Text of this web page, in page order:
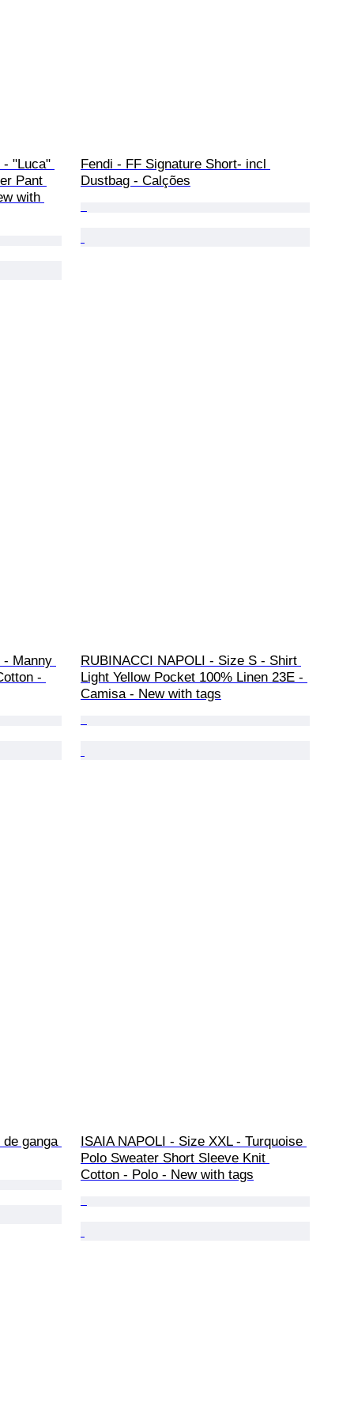
- "Luca"
Pant
with
Fendi - FF Signature Short- incl
Dustbag - Calções
- Manny
-
RUBINACCI NAPOLI - Size S - Shirt
Light Yellow Pocket 100% Linen 23E -
Camisa - New with tags
ganga
ISAIA NAPOLI - Size XXL - Turquoise
Polo Sweater Short Sleeve Knit
Cotton - Polo - New with tags